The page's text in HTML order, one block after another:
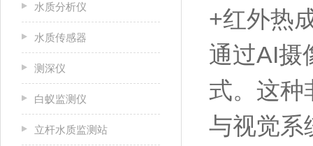
水质分析仪
水质传感器
测深仪
白蚁监测仪
立杆水质监测站
+红外热
通过AI摄
式。这种
与视觉系